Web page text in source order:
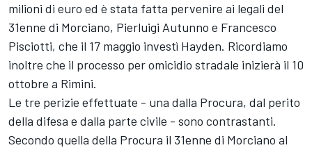
milioni di euro ed è stata fatta pervenire ai legali del
31enne di Morciano, Pierluigi Autunno e Francesco
Pisciotti, che il 17 maggio investì Hayden. Ricordiamo
inoltre che il processo per omicidio stradale inizierà il 10
ottobre a Rimini.
Le tre perizie effettuate - una dalla Procura, dal perito
della difesa e dalla parte civile - sono contrastanti.
Secondo quella della Procura il 31enne di Morciano al